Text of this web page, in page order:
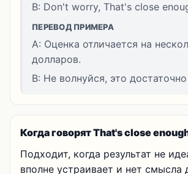
B: Don't worry, That's close
ПЕРЕВОД ПРИМЕРА
A: Оценка отличается на
долларов.
B: Не волнуйся, это
Когда говорят That's close
Подходит, когда результат не
вполне устраивает и нет смысла